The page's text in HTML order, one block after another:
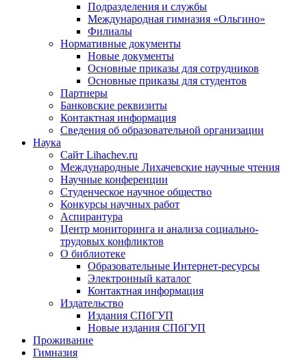
Подразделения и службы
Международная гимназия «Ольгино»
Филиалы
Нормативные документы
Новые документы
Основные приказы для сотрудников
Основные приказы для студентов
Партнеры
Банковские реквизиты
Контактная информация
Сведения об образовательной организации
Наука
Сайт Lihachev.ru
Международные Лихачевские научные чтения
Научные конференции
Студенческое научное общество
Конкурсы научных работ
Аспирантура
Центр мониторинга и анализа социально-
трудовых конфликтов
О библиотеке
Образовательные Интернет-ресурсы
Электронный каталог
Контактная информация
Издательство
Издания СПбГУП
Новые издания СПбГУП
Проживание
Гимназия